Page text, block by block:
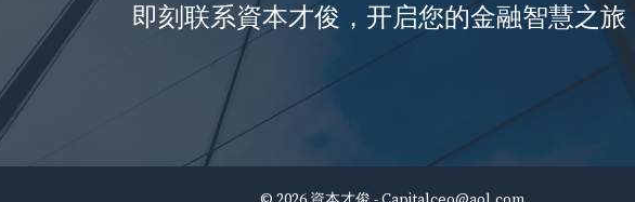
即刻联系資本才俊，开启您的金融智慧之旅